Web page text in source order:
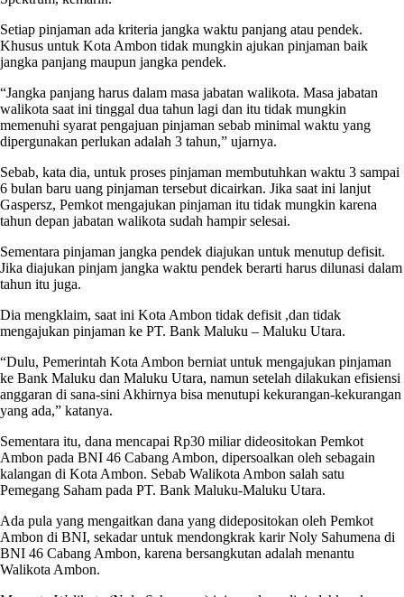
Setiap pinjaman ada kriteria jangka waktu panjang atau pendek.
Khusus untuk Kota Ambon tidak mungkin ajukan pinjaman baik
jangka panjang maupun jangka pendek.
“Jangka panjang harus dalam masa jabatan walikota. Masa jabatan
walikota saat ini tinggal dua tahun lagi dan itu tidak mungkin
memenuhi syarat pengajuan pinjaman sebab minimal waktu yang
dipergunakan perlukan adalah 3 tahun,” ujarnya.
Sebab, kata dia, untuk proses pinjaman membutuhkan waktu 3 sampai
6 bulan baru uang pinjaman tersebut dicairkan. Jika saat ini lanjut
Gaspersz, Pemkot mengajukan pinjaman itu tidak mungkin karena
tahun depan jabatan walikota sudah hampir selesai.
Sementara pinjaman jangka pendek diajukan untuk menutup defisit.
Jika diajukan pinjam jangka waktu pendek berarti harus dilunasi dalam
tahun itu juga.
Dia mengklaim, saat ini Kota Ambon tidak defisit ,dan tidak
mengajukan pinjaman ke PT. Bank Maluku – Maluku Utara.
“Dulu, Pemerintah Kota Ambon berniat untuk mengajukan pinjaman
ke Bank Maluku dan Maluku Utara, namun setelah dilakukan efisiensi
anggaran di sana-sini Akhirnya bisa menutupi kekurangan-kekurangan
yang ada,” katanya.
Sementara itu, dana mencapai Rp30 miliar dideositokan Pemkot
Ambon pada BNI 46 Cabang Ambon, dipersoalkan oleh sebagain
kalangan di Kota Ambon. Sebab Walikota Ambon salah satu
Pemegang Saham pada PT. Bank Maluku-Maluku Utara.
Ada pula yang mengaitkan dana yang didepositokan oleh Pemkot
Ambon di BNI, sekadar untuk mendongkrak karir Noly Sahumena di
BNI 46 Cabang Ambon, karena bersangkutan adalah menantu
Walikota Ambon.